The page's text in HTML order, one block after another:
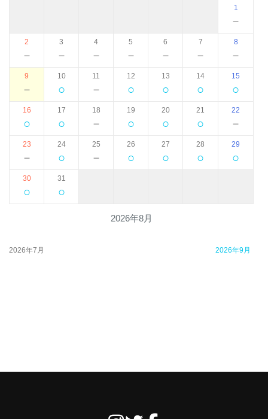
2026年8月
1
－
2
－
3
－
4
－
5
－
6
－
7
－
8
－
9
－
10
○
11
－
12
○
13
○
14
○
15
○
16
○
17
○
18
－
19
○
20
○
21
○
22
－
23
－
24
○
25
－
26
○
27
○
28
○
29
○
30
○
31
○
2026年7月 2026年9月